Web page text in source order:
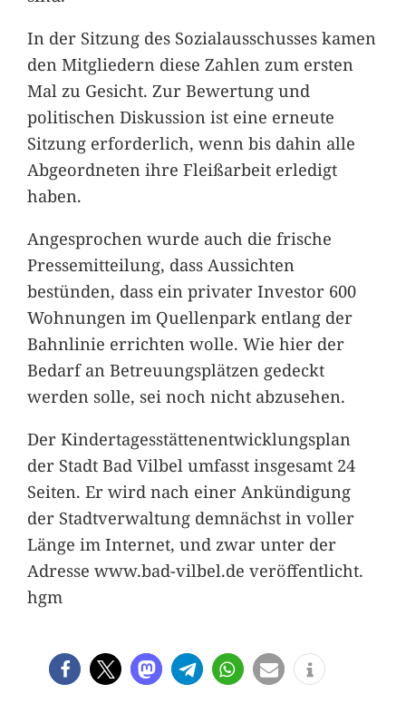
In der Sitzung des Sozialausschusses kamen
den Mitgliedern diese Zahlen zum ersten
Mal zu Gesicht. Zur Bewertung und
politischen Diskussion ist eine erneute
Sitzung erforderlich, wenn bis dahin alle
Abgeordneten ihre Fleißarbeit erledigt
haben.
Angesprochen wurde auch die frische
Pressemitteilung, dass Aussichten
bestünden, dass ein privater Investor 600
Wohnungen im Quellenpark entlang der
Bahnlinie errichten wolle. Wie hier der
Bedarf an Betreuungsplätzen gedeckt
werden solle, sei noch nicht abzusehen.
Der Kindertagesstättenentwicklungsplan
der Stadt Bad Vilbel umfasst insgesamt 24
Seiten. Er wird nach einer Ankündigung
der Stadtverwaltung demnächst in voller
Länge im Internet, und zwar unter der
Adresse www.bad-vilbel.de veröffentlicht.
hgm